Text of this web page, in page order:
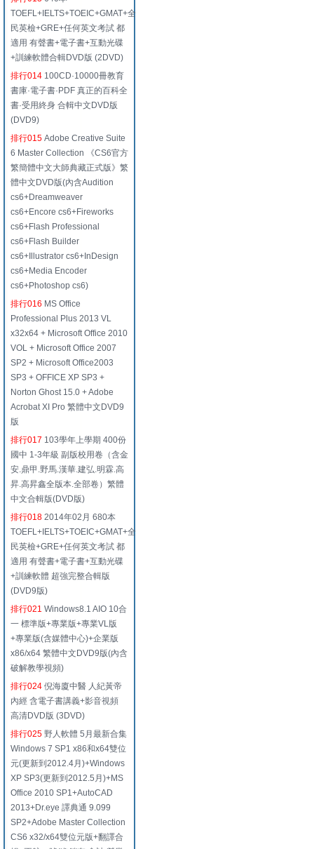
TOEFL+IELTS+TOEIC+GMAT+全
民英檢+GRE+任何英文考試 都
適用 有聲書+電子書+互動光碟
+訓練軟體合輯DVD版 (2DVD)
排行014 100CD·10000冊教育
書庫·電子書·PDF 真正的百科全
書·受用終身 合輯中文DVD版
(DVD9)
排行015 Adobe Creative Suite
6 Master Collection 《CS6官方
繁簡體中文大師典藏正式版》繁
體中文DVD版(內含Audition
cs6+Dreamweaver
cs6+Encore cs6+Fireworks
cs6+Flash Professional
cs6+Flash Builder
cs6+Illustrator cs6+InDesign
cs6+Media Encoder
cs6+Photoshop cs6)
排行016 MS Office
Professional Plus 2013 VL
x32x64 + Microsoft Office 2010
VOL + Microsoft Office 2007
SP2 + Microsoft Office2003
SP3 + OFFICE XP SP3 +
Norton Ghost 15.0 + Adobe
Acrobat XI Pro 繁體中文DVD9
版
排行017 103學年上學期 400份
國中 1-3年級 副版校用卷（含金
安.鼎甲.野馬.漢華.建弘.明霖.高
昇.高昇鑫全版本.全部卷）繁體
中文合輯版(DVD版)
排行018 2014年02月 680本
TOEFL+IELTS+TOEIC+GMAT+全
民英檢+GRE+任何英文考試 都
適用 有聲書+電子書+互動光碟
+訓練軟體 超強完整合輯版
(DVD9版)
排行021 Windows8.1 AIO 10合
一 標準版+專業版+專業VL版
+專業版(含媒體中心)+企業版
x86/x64 繁體中文DVD9版(內含
破解教學視頻)
排行024 倪海廈中醫 人紀黃帝
內經 含電子書講義+影音視頻
高清DVD版 (3DVD)
排行025 野人軟體 5月最新合集
Windows 7 SP1 x86和x64雙位
元(更新到2012.4月)+Windows
XP SP3(更新到2012.5月)+MS
Office 2010 SP1+AutoCAD
2013+Dr.eye 譯典通 9.099
SP2+Adobe Master Collection
CS6 x32/x64雙位元版+翻譯合